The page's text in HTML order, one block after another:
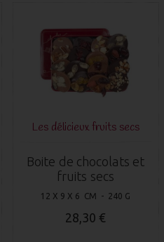
Les délicieux fruits secs
Boite de chocolats et
fruits secs
12 X 9 X 6 CM - 240 G
28,30 €